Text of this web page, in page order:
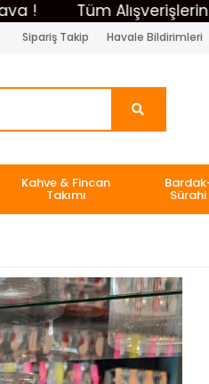
Tüm Alışverişlerinizde
Sipariş Takip Havale Bildirimleri
Kahve & Fincan
Takımı Sürahi